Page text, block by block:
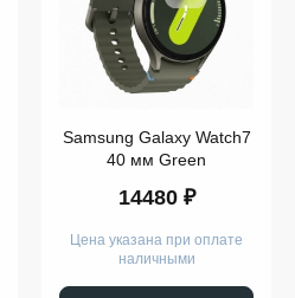
Samsung Galaxy Watch7
40 мм Green
14480 ₽
Цена указана при оплате
наличными